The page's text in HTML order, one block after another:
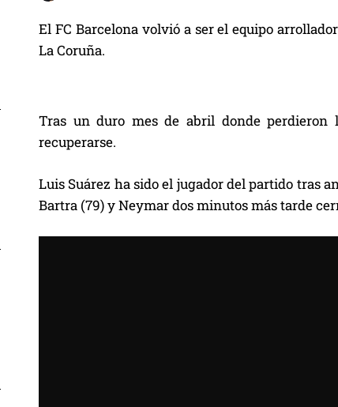
El FC Barcelona volvió a ser el equipo
La Coruña.
Tras un duro mes de abril donde perdieron
recuperarse.
Luis Suárez ha sido el jugador del partido tras
Bartra (79) y Neymar dos minutos más tarde